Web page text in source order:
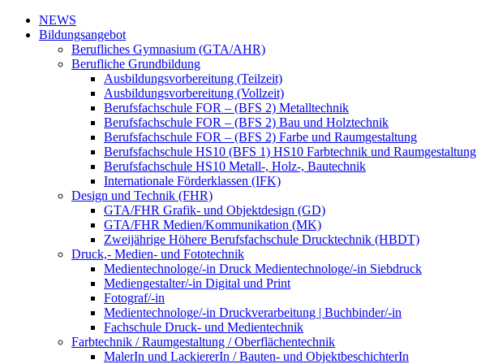
NEWS
Bildungsangebot
Berufliches Gymnasium (GTA/AHR)
Berufliche Grundbildung
Ausbildungsvorbereitung (Teilzeit)
Ausbildungsvorbereitung (Vollzeit)
Berufsfachschule FOR – (BFS 2) Metalltechnik
Berufsfachschule FOR – (BFS 2) Bau und Holztechnik
Berufsfachschule FOR – (BFS 2) Farbe und Raumgestaltung
Berufsfachschule HS10 (BFS 1) HS10 Farbtechnik und Raumgestaltung
Berufsfachschule HS10 Metall-, Holz-, Bautechnik
Internationale Förderklassen (IFK)
Design und Technik (FHR)
GTA/FHR Grafik- und Objektdesign (GD)
GTA/FHR Medien/Kommunikation (MK)
Zweijährige Höhere Berufsfachschule Drucktechnik (HBDT)
Druck,- Medien- und Fototechnik
Medientechnologe/-in Druck Medientechnologe/-in Siebdruck
Mediengestalter/-in Digital und Print
Fotograf/-in
Medientechnologe/-in Druckverarbeitung | Buchbinder/-in
Fachschule Druck- und Medientechnik
Farbtechnik / Raumgestaltung / Oberflächentechnik
MalerIn und LackiererIn / Bauten- und ObjektbeschichterIn